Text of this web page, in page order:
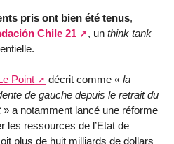
pris ont bien été tenus,
Chile 21 , un think tank
Point décrit comme « la
de gauche depuis le retrait du
» a notamment lancé une réforme
les ressources de l’Etat de
plus de huit milliards de dollars